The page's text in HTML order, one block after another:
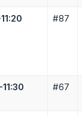
#87
#67